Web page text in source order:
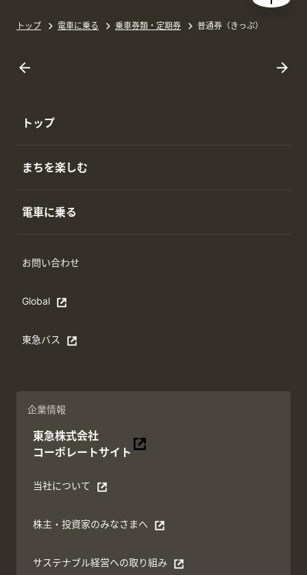
トップ 電車に乗る 乗車券類・定期券 普通券（きっぷ）
トップ
まちを楽しむ
電車に乗る
お問い合わせ
Global
Open in a new window
東急バス
別ウィンドウで開く
企業情報
東急株式会社
コーポレートサイト
別ウィンドウで開く
当社について
別ウィンドウで開く
株主・投資家のみなさまへ
別ウィンドウで開く
サステナブル経営への取り組み
別ウィンドウで開く